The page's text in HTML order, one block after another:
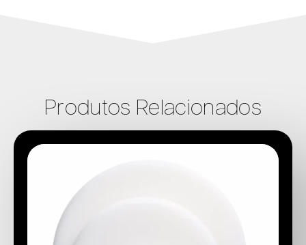
Produtos Relacionados